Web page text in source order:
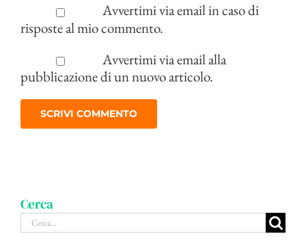
Avvertimi via email in caso di
risposte al mio commento.
Avvertimi via email alla
pubblicazione di un nuovo articolo.
Cerca
Cerca
per: